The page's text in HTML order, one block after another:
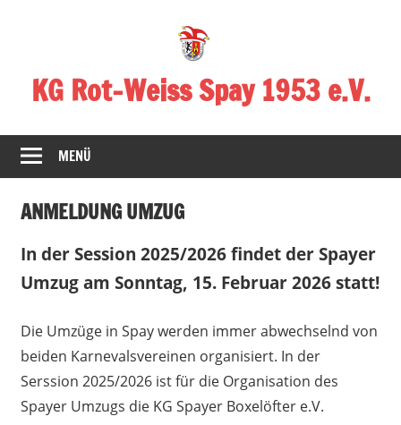
KG Rot-Weiss Spay 1953 e.V.
in
Spay!
MENÜ
ANMELDUNG UMZUG
In der Session 2025/2026 findet der Spayer
Umzug am Sonntag, 15. Februar 2026 statt!
Die Umzüge in Spay werden immer abwechselnd von
beiden Karnevalsvereinen organisiert. In der
Serssion 2025/2026 ist für die Organisation des
Spayer Umzugs die KG Spayer Boxelöfter e.V.